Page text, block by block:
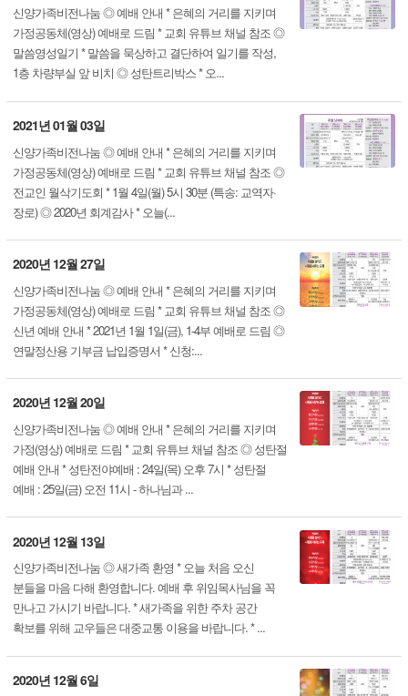
신양가족비전나눔 ◎ 예배 안내 * 은혜의 거리를 지키며
가정공동체(영상) 예배로 드림 * 교회 유튜브 채널 참조 ◎
말씀영성일기 * 말씀을 묵상하고 결단하여 일기를 작성,
1층 차량부실 앞 비치 ◎ 성탄트리박스 * 오...
2021년 01월 03일
신양가족비전나눔 ◎ 예배 안내 * 은혜의 거리를 지키며
가정공동체(영상) 예배로 드림 * 교회 유튜브 채널 참조 ◎
전교인 월삭기도회 * 1월 4일(월) 5시 30분 (특송: 교역자·
장로) ◎ 2020년 회계감사 * 오늘(...
2020년 12월 27일
신양가족비전나눔 ◎ 예배 안내 * 은혜의 거리를 지키며
가정공동체(영상) 예배로 드림 * 교회 유튜브 채널 참조 ◎
신년 예배 안내 * 2021년 1월 1일(금), 1-4부 예배로 드림 ◎
연말정산용 기부금 납입증명서 * 신청:...
2020년 12월 20일
신양가족비전나눔 ◎ 예배 안내 * 은혜의 거리를 지키며
가정(영상) 예배로 드림 * 교회 유튜브 채널 참조 ◎ 성탄절
예배 안내 * 성탄전야예배 : 24일(목) 오후 7시 * 성탄절
예배 : 25일(금) 오전 11시 - 하나님과 ...
2020년 12월 13일
신양가족비전나눔 ◎ 새가족 환영 * 오늘 처음 오신
분들을 마음 다해 환영합니다. 예배 후 위임목사님을 꼭
만나고 가시기 바랍니다. * 새가족을 위한 주차 공간
확보를 위해 교우들은 대중교통 이용을 바랍니다. * ...
2020년 12월 6일